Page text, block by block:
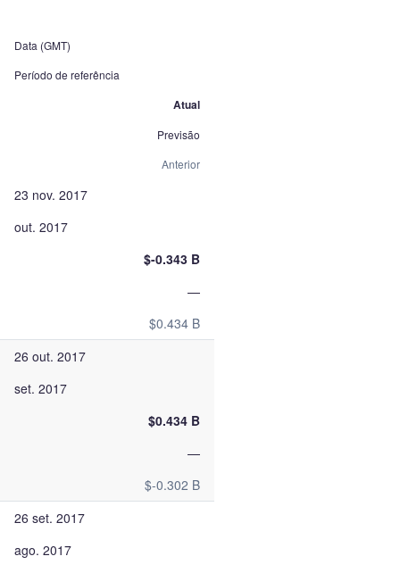
Data (GMT)
Período de referência
Atual
Previsão
Anterior
23 nov. 2017
out. 2017
$-0.343 B
—
$0.434 B
26 out. 2017
set. 2017
$0.434 B
—
$-0.302 B
26 set. 2017
ago. 2017